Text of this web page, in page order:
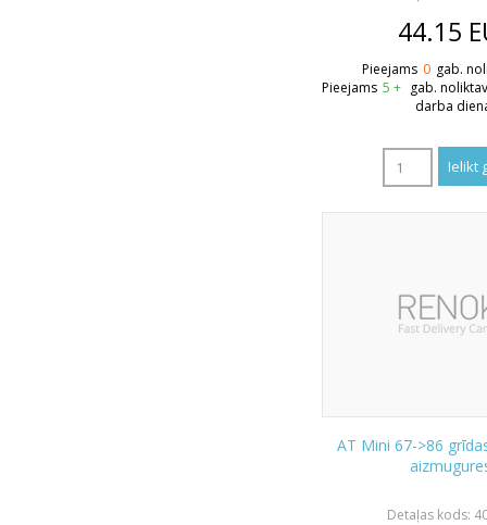
44.15
Pieejams 0 gab.
Pieejams 5 + gab.
darba
AT Mini 67->86
Detaļas kods: